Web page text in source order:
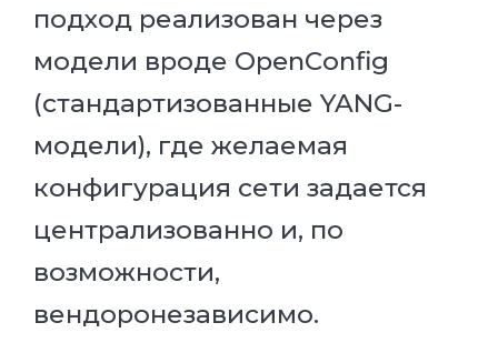
подход реализован через
модели вроде OpenConfig
(стандартизованные YANG-
модели), где желаемая
конфигурация сети задается
централизованно и, по
возможности,
вендоронезависимо.